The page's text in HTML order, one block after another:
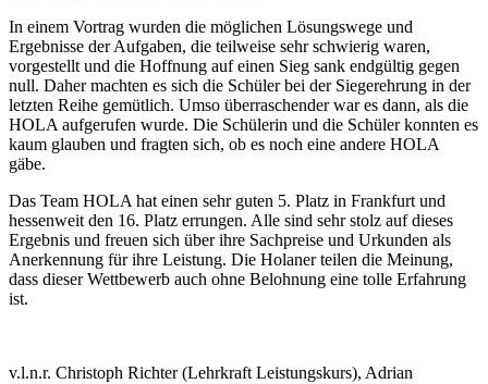
In einem Vortrag wurden die möglichen Lösungswege und
Ergebnisse der Aufgaben, die teilweise sehr schwierig waren,
vorgestellt und die Hoffnung auf einen Sieg sank endgültig gegen
null. Daher machten es sich die Schüler bei der Siegerehrung in der
letzten Reihe gemütlich. Umso überraschender war es dann, als die
HOLA aufgerufen wurde. Die Schülerin und die Schüler konnten es
kaum glauben und fragten sich, ob es noch eine andere HOLA
gäbe.
Das Team HOLA hat einen sehr guten 5. Platz in Frankfurt und
hessenweit den 16. Platz errungen. Alle sind sehr stolz auf dieses
Ergebnis und freuen sich über ihre Sachpreise und Urkunden als
Anerkennung für ihre Leistung. Die Holaner teilen die Meinung,
dass dieser Wettbewerb auch ohne Belohnung eine tolle Erfahrung
ist.
v.l.n.r. Christoph Richter (Lehrkraft Leistungskurs), Adrian